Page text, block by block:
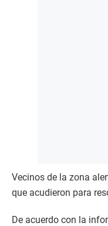
Vecinos de la zona
que acudieron para
De acuerdo con la